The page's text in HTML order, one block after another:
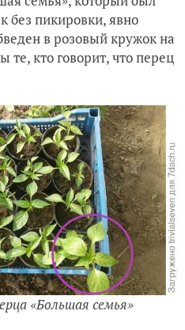
без пикировки, явно
в розовый кружок на
кто говорит, что перец
«Большая семья»